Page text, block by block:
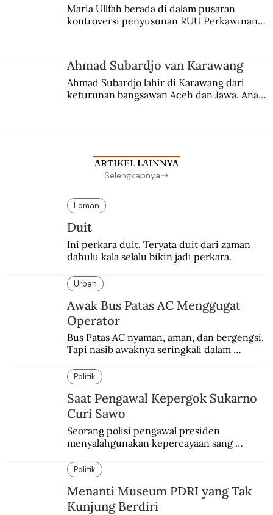
Maria Ullfah berada di dalam pusaran
kontroversi penyusunan RUU Perkawinan.
Ahmad Subardjo van Karawang
Ahmad Subardjo lahir di Karawang dari
keturunan bangsawan Aceh dan Jawa. Anak
ARTIKEL LAINNYA
Selengkapnya
Loman
Duit
Ini perkara duit. Teryata duit dari zaman
dahulu kala selalu bikin jadi perkara.
Urban
Awak Bus Patas AC Menggugat
Operator
Bus Patas AC nyaman, aman, dan bergengsi.
Tapi nasib awaknya seringkali dalam
Politik
Saat Pengawal Kepergok Sukarno
Curi Sawo
Seorang polisi pengawal presiden
menyalahgunakan kepercayaan sang
Politik
Menanti Museum PDRI yang Tak
Kunjung Berdiri